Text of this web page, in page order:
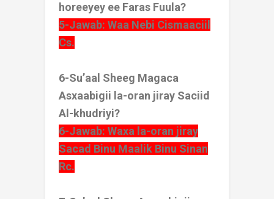
horeeyey ee Faras Fuula?
5-Jawab: Waa Nebi Cismaaciil
Cs.
6-Su’aal Sheeg Magaca
Asxaabigii la-oran jiray Saciid
Al-khudriyi?
6-Jawab: Waxa la-oran jiray
Sacad Binu Maalik Binu Sinan
Rc.